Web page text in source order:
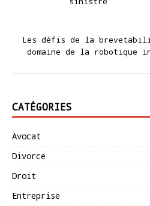
Les défis de la
domaine de la robotique
CATÉGORIES
Avocat
Divorce
Droit
Entreprise